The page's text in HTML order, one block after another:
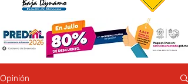
Opinión